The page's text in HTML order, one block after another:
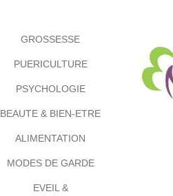
GROSSESSE
PUERICULTURE
PSYCHOLOGIE
BEAUTE & BIEN-ETRE
ALIMENTATION
MODES DE GARDE
EVEIL &